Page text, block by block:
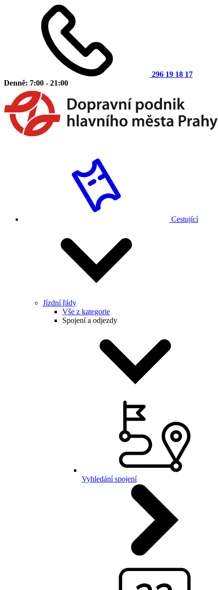
296 19 18 17
Denně: 7:00 - 21:00
Cestující
Jízdní řády
Vše z kategorie
Spojení a odjezdy
Vyhledání spojení